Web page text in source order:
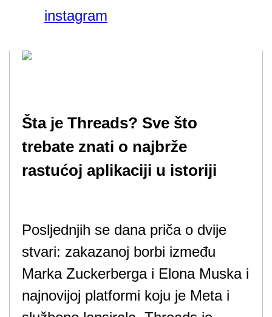
instagram
Šta je Threads? Sve što
trebate znati o najbrže
rastućoj aplikaciji u istoriji
Posljednjih se dana priča o dvije
stvari: zakazanoj borbi između
Marka Zuckerberga i Elona Muska i
najnovijoj platformi koju je Meta i